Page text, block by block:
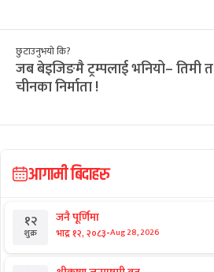
छुटाउनुभयो कि?
जब बेइजिङमै ट्रम्पलाई भनियो– तिमी त
चीनका निर्माता !
आगामी बिदाहरु
१२
शुक्र
जनै पूर्णिमा
भाद्र १२, २०८३-Aug 28, 2026